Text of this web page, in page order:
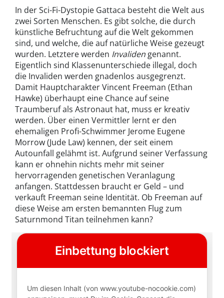
In der Sci-Fi-Dystopie Gattaca besteht die Welt aus
zwei Sorten Menschen. Es gibt solche, die durch
künstliche Befruchtung auf die Welt gekommen
sind, und welche, die auf natürliche Weise gezeugt
wurden. Letztere werden Invaliden genannt.
Eigentlich sind Klassenunterschiede illegal, doch
die Invaliden werden gnadenlos ausgegrenzt.
Damit Hauptcharakter Vincent Freeman (Ethan
Hawke) überhaupt eine Chance auf seine
Traumberuf als Astronaut hat, muss er kreativ
werden. Über einen Vermittler lernt er den
ehemaligen Profi-Schwimmer Jerome Eugene
Morrow (Jude Law) kennen, der seit einem
Autounfall gelähmt ist. Aufgrund seiner Verfassung
kann er ohnehin nichts mehr mit seiner
hervorragenden genetischen Veranlagung
anfangen. Stattdessen braucht er Geld – und
verkauft Freeman seine Identität. Ob Freeman auf
diese Weise am ersten bemannten Flug zum
Saturnmond Titan teilnehmen kann?